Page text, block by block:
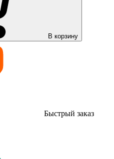
В корзину
Быстрый заказ